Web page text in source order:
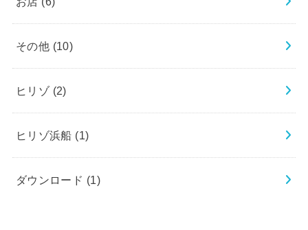
その他 (10)
ヒリゾ (2)
ヒリゾ浜船 (1)
ダウンロード (1)